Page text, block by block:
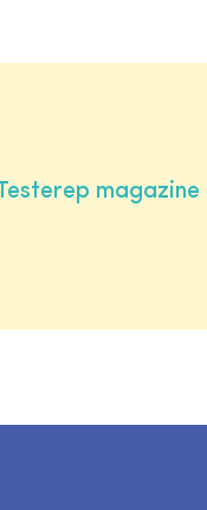
Testerep magazine